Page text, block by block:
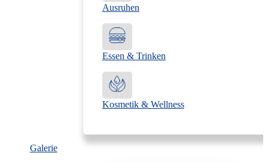
Ausruhen
Essen & Trinken
Kosmetik & Wellness
Galerie